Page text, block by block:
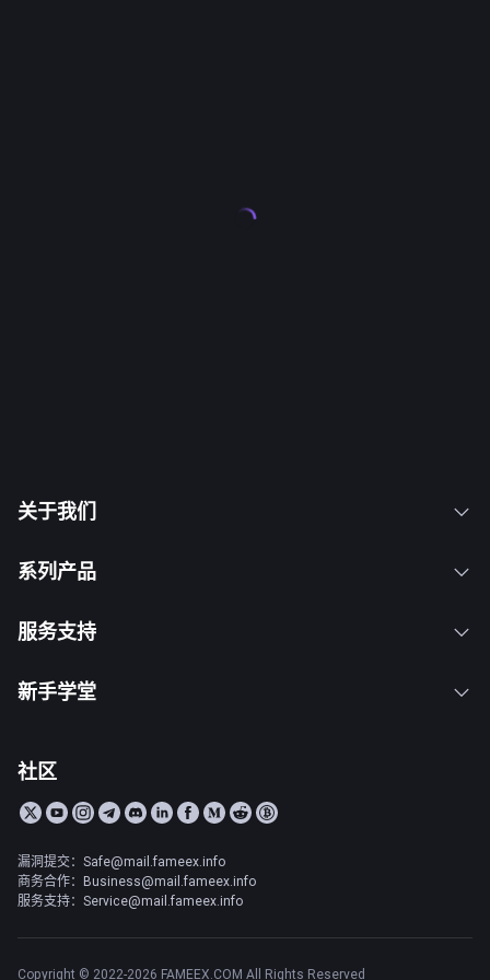
关于我们
系列产品
服务支持
新手学堂
社区
漏洞提交：Safe@mail.fameex.info
商务合作：Business@mail.fameex.info
服务支持：Service@mail.fameex.info
Copyright © 2022-2026 FAMEEX.COM All Rights Reserved